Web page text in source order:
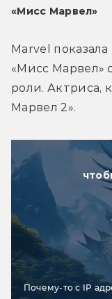
«Мисс Марвел»
Marvel
«Мисс Марвел»
роли. Актриса,
Марвел 2».
Почему-то с IP